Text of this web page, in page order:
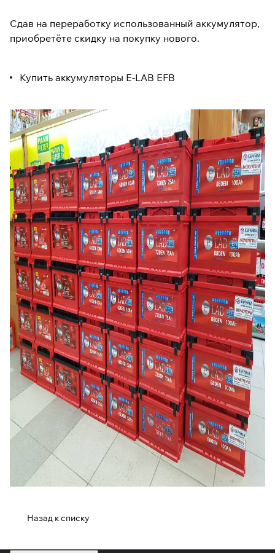
Сдав на переработку использованный аккумулятор,
приобретёте скидку на покупку нового.
Купить аккумуляторы E-LAB EFB
Назад к списку